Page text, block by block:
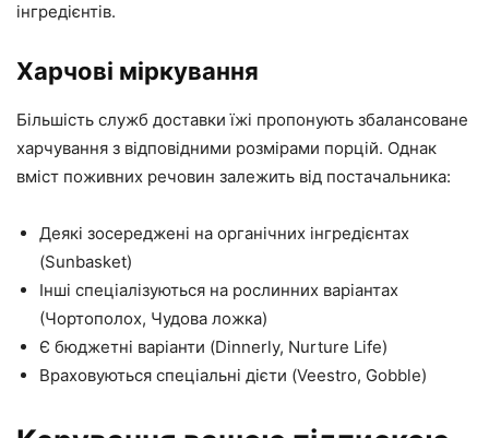
інгредієнтів.
Харчові міркування
Більшість служб доставки їжі пропонують збалансоване
харчування з відповідними розмірами порцій. Однак
вміст поживних речовин залежить від постачальника:
Деякі зосереджені на органічних інгредієнтах
(Sunbasket)
Інші спеціалізуються на рослинних варіантах
(Чортополох, Чудова ложка)
Є бюджетні варіанти (Dinnerly, Nurture Life)
Враховуються спеціальні дієти (Veestro, Gobble)